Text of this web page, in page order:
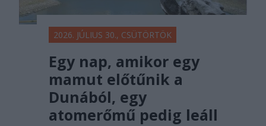
2026. JÚLIUS 30., CSÜTÖRTÖK
Egy nap, amikor egy
mamut előtűnik a
Dunából, egy
atomerőmű pedig leáll